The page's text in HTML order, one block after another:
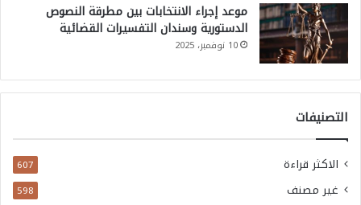
موعد إجراء الانتخابات بين مطرقة النصوص
الدستورية وسندان التفسيرات القضائية
10 نوفمبر، 2025
التصنيفات
الاكثر قراءة 607
غير مصنف 598